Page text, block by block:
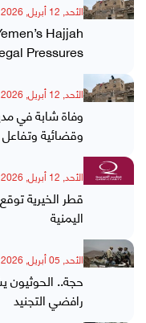
الأحد, 12 أبريل, 2026
Hajjah
Pressures
الأحد, 12 أبريل, 2026
وفاة شابة في
وقضائية
الأحد, 12 أبريل, 2026
قطر الخيرية
اليمنية
الأحد, 05 أبريل, 2026
حجة..
رافضي التجنيد